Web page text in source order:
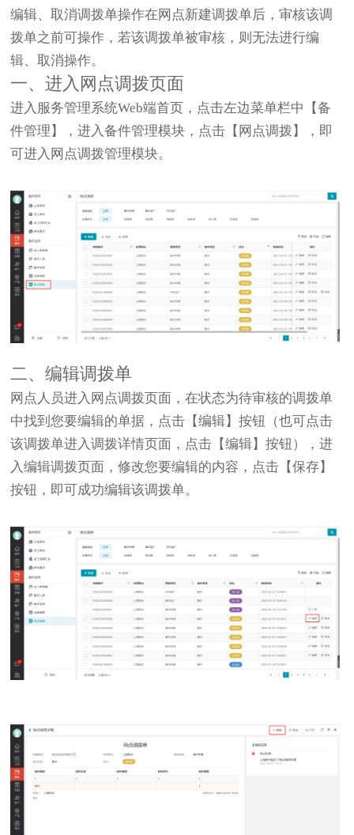
编辑、取消调拨单操作在网点新建调拨单后，审核该调
拨单之前可操作，若该调拨单被审核，则无法进行编
辑、取消操作。
一、进入网点调拨页面
进入服务管理系统Web端首页，点击左边菜单栏中【备
件管理】，进入备件管理模块，点击【网点调拨】，即
可进入网点调拨管理模块。
二、编辑调拨单
网点人员进入网点调拨页面，在状态为待审核的调拨单
中找到您要编辑的单据，点击【编辑】按钮（也可点击
该调拨单进入调拨详情页面，点击【编辑】按钮），进
入编辑调拨页面，修改您要编辑的内容，点击【保存】
按钮，即可成功编辑该调拨单。